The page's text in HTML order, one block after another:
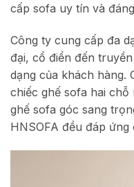
cấp sofa uy tín và
Công ty cung cấp đa
đại, cổ điển đến
dạng của khách hàng.
chiếc ghế sofa hai chỗ
ghế sofa góc sang
HNSOFA đều đáp